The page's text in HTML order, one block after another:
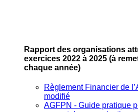
Rapport des organisations
exercices 2022 à 2025 (à
chaque année)
Règlement Financier de
modifié
AGFPN ‐ Guide pratique